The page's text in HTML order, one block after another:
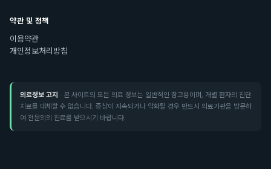
약관 및 정책
이용약관
개인정보처리방침
의료정보 고지 · 본 사이트의 모든 의료 정보는 일반적인 참고용이며, 개별 환자의 진단·
치료를 대체할 수 없습니다. 증상이 지속되거나 악화될 경우 반드시 의료기관을 방문하
여 전문의의 진료를 받으시기 바랍니다.